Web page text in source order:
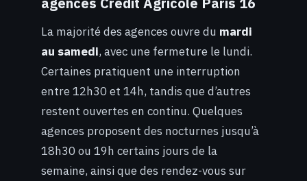
La majorité des agences ouvre du mardi
au samedi, avec une fermeture le lundi.
Certaines pratiquent une interruption
entre 12h30 et 14h, tandis que d’autres
restent ouvertes en continu. Quelques
agences proposent des nocturnes jusqu’à
18h30 ou 19h certains jours de la
semaine, ainsi que des rendez-vous sur